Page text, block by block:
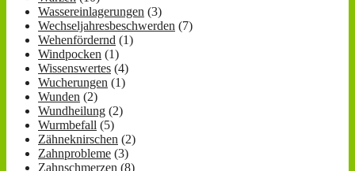
Wassereinlagerungen (3)
Wechseljahresbeschwerden (7)
Wehenfördernd (1)
Windpocken (1)
Wissenswertes (4)
Wucherungen (1)
Wunden (2)
Wundheilung (2)
Wurmbefall (5)
Zähneknirschen (2)
Zahnprobleme (3)
Zahnschmerzen (8)